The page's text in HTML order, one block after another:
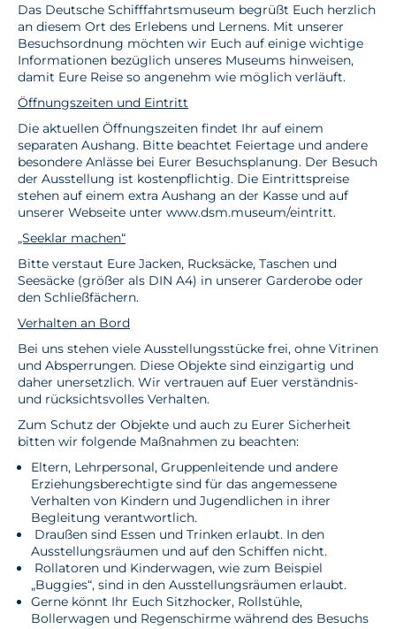
Das Deutsche Schifffahrtsmuseum begrüßt Euch herzlich
an diesem Ort des Erlebens und Lernens. Mit unserer
Besuchsordnung möchten wir Euch auf einige wichtige
Informationen bezüglich unseres Museums hinweisen,
damit Eure Reise so angenehm wie möglich verläuft.
Öffnungszeiten und Eintritt
Die aktuellen Öffnungszeiten findet Ihr auf einem
separaten Aushang. Bitte beachtet Feiertage und andere
besondere Anlässe bei Eurer Besuchsplanung. Der Besuch
der Ausstellung ist kostenpflichtig. Die Eintrittspreise
stehen auf einem extra Aushang an der Kasse und auf
unserer Webseite unter www.dsm.museum/eintritt.
„Seeklar machen“
Bitte verstaut Eure Jacken, Rucksäcke, Taschen und
Seesäcke (größer als DIN A4) in unserer Garderobe oder
den Schließfächern.
Verhalten an Bord
Bei uns stehen viele Ausstellungsstücke frei, ohne Vitrinen
und Absperrungen. Diese Objekte sind einzigartig und
daher unersetzlich. Wir vertrauen auf Euer verständnis-
und rücksichtsvolles Verhalten.
Zum Schutz der Objekte und auch zu Eurer Sicherheit
bitten wir folgende Maßnahmen zu beachten:
Eltern, Lehrpersonal, Gruppenleitende und andere
Erziehungsberechtigte sind für das angemessene
Verhalten von Kindern und Jugendlichen in ihrer
Begleitung verantwortlich.
Draußen sind Essen und Trinken erlaubt. In den
Ausstellungsräumen und auf den Schiffen nicht.
Rollatoren und Kinderwagen, wie zum Beispiel
„Buggies“, sind in den Ausstellungsräumen erlaubt.
Gerne könnt Ihr Euch Sitzhocker, Rollstühle,
Bollerwagen und Regenschirme während des Besuchs